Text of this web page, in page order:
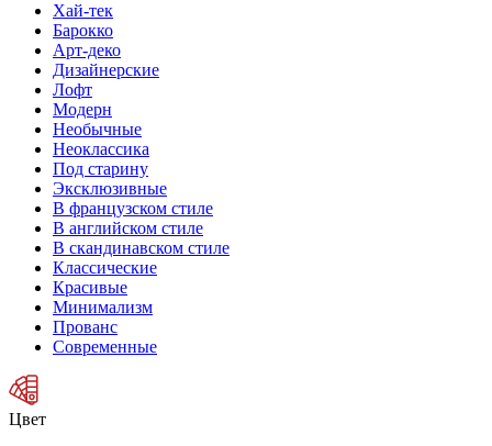
Хай-тек
Барокко
Арт-деко
Дизайнерские
Лофт
Модерн
Необычные
Неоклассика
Под старину
Эксклюзивные
В французском стиле
В английском стиле
В скандинавском стиле
Классические
Красивые
Минимализм
Прованс
Современные
Цвет